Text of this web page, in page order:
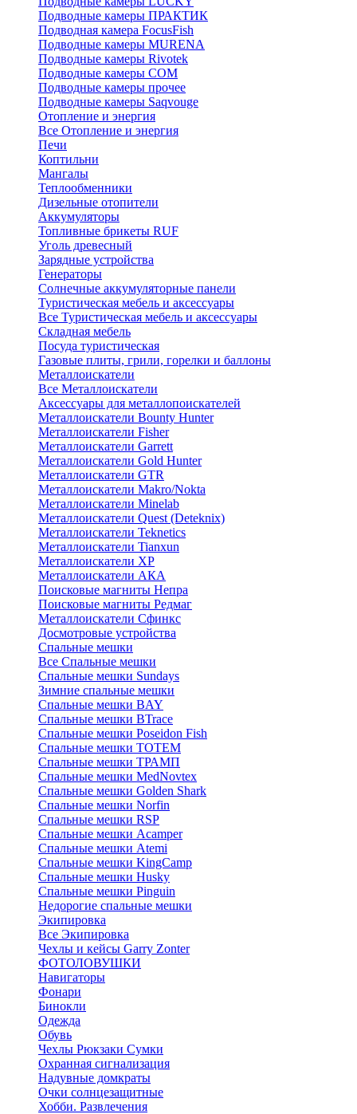
Подводные камеры ПРАКТИК
Подводная камера FocusFish
Подводные камеры MURENA
Подводные камеры Rivotek
Подводные камеры СОМ
Подводные камеры прочее
Подводные камеры Saqvouge
Отопление и энергия
Все Отопление и энергия
Печи
Коптильни
Мангалы
Теплообменники
Дизельные отопители
Аккумуляторы
Топливные брикеты RUF
Уголь древесный
Зарядные устройства
Генераторы
Солнечные аккумуляторные панели
Туристическая мебель и аксессуары
Все Туристическая мебель и аксессуары
Складная мебель
Посуда туристическая
Газовые плиты, грили, горелки и баллоны
Металлоискатели
Все Металлоискатели
Аксессуары для металлопоискателей
Металлоискатели Bounty Hunter
Металлоискатели Fisher
Металлоискатели Garrett
Металлоискатели Gold Hunter
Металлоискатели GTR
Металлоискатели Makro/Nokta
Металлоискатели Minelab
Металлоискатели Quest (Deteknix)
Металлоискатели Teknetics
Металлоискатели Tianxun
Металлоискатели XP
Металлоискатели АКА
Поисковые магниты Непра
Поисковые магниты Редмаг
Металлоискатели Сфинкс
Досмотровые устройства
Спальные мешки
Все Спальные мешки
Спальные мешки Sundays
Зимние спальные мешки
Спальные мешки BAY
Спальные мешки BTrace
Спальные мешки Poseidon Fish
Спальные мешки ТОТЕМ
Спальные мешки ТРАМП
Cпальные мешки MedNovtex
Спальные мешки Golden Shark
Спальные мешки Norfin
Спальные мешки RSP
Спальные мешки Acamper
Спальные мешки Atemi
Спальные мешки KingCamp
Спальные мешки Husky
Спальные мешки Pinguin
Недорогие спальные мешки
Экипировка
Все Экипировка
Чехлы и кейсы Garry Zonter
ФОТОЛОВУШКИ
Навигаторы
Фонари
Бинокли
Одежда
Обувь
Чехлы Рюкзаки Сумки
Охранная сигнализация
Надувные домкраты
Очки солнцезащитные
Хобби. Развлечения